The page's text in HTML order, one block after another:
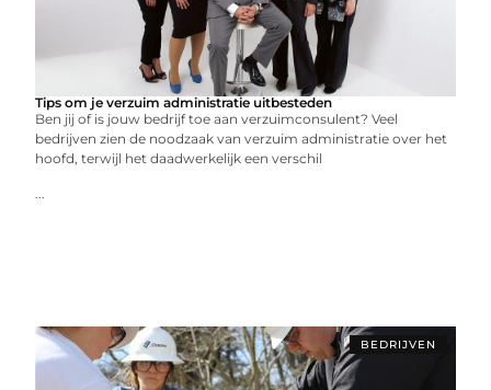
Tips om je verzuim administratie uitbesteden
Ben jij of is jouw bedrijf toe aan verzuimconsulent? Veel
bedrijven zien de noodzaak van verzuim administratie over het
hoofd, terwijl het daadwerkelijk een verschil
...
BEDRIJVEN